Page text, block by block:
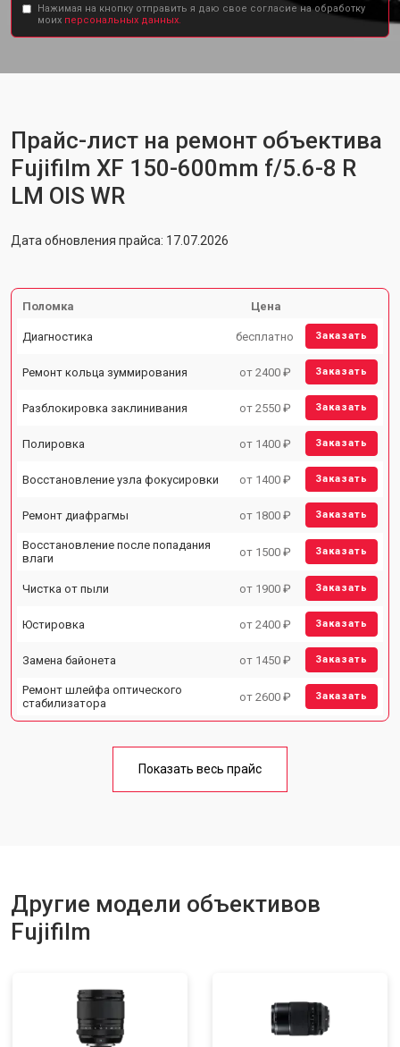
Нажимая на кнопку отправить я даю свое согласие на обработку
моих персональных данных.
Прайс-лист на ремонт объектива
Fujifilm XF 150-600mm f/5.6-8 R
LM OIS WR
Дата обновления прайса: 17.07.2026
Поломка Цена
Диагностика бесплатно Заказать
Ремонт кольца зуммирования от 2400 ₽ Заказать
Разблокировка заклинивания от 2550 ₽ Заказать
Полировка от 1400 ₽ Заказать
Восстановление узла фокусировки от 1400 ₽ Заказать
Ремонт диафрагмы от 1800 ₽ Заказать
Восстановление после попадания
влаги
от 1500 ₽ Заказать
Чистка от пыли от 1900 ₽ Заказать
Юстировка от 2400 ₽ Заказать
Замена байонета от 1450 ₽ Заказать
Ремонт шлейфа оптического
стабилизатора
от 2600 ₽ Заказать
Показать весь прайс
Другие модели объективов
Fujifilm